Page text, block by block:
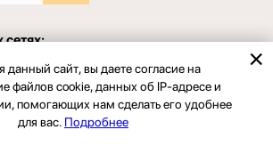
данный сайт, вы даете согласие на
файлов cookie, данных об IP-адресе и
помогающих нам сделать его удобнее
для вас. Подробнее